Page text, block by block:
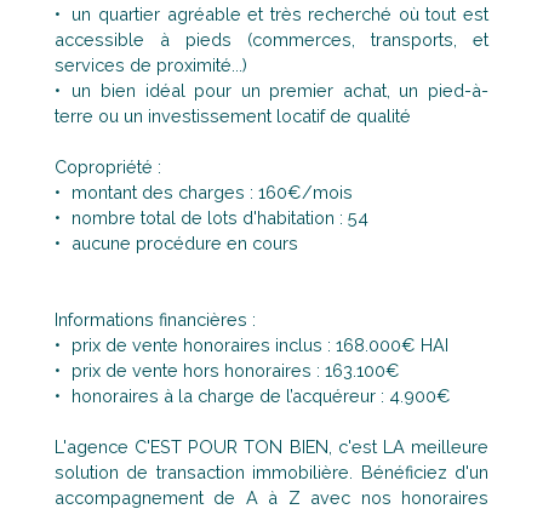
un quartier agréable et très recherché où tout est
accessible à pieds (commerces, transports, et
services de proximité...)
un bien idéal pour un premier achat, un pied-à-
terre ou un investissement locatif de qualité
Copropriété :
montant des charges : 160€/mois
nombre total de lots d'habitation : 54
aucune procédure en cours
Informations financières :
prix de vente honoraires inclus : 168.000€ HAI
prix de vente hors honoraires : 163.100€
honoraires à la charge de l’acquéreur : 4.900€
L'agence C'EST POUR TON BIEN, c'est LA meilleure
solution de transaction immobilière. Bénéficiez d'un
accompagnement de A à Z avec nos honoraires